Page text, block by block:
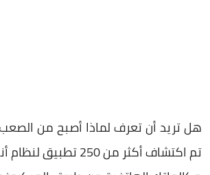
هل تريد أن تعرف لماذا أصبح من